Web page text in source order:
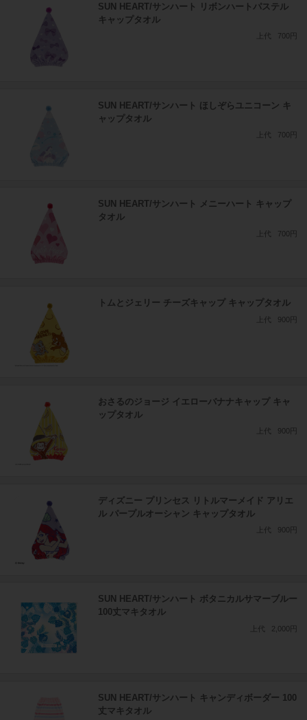
SUN HEART/サンハート リボンハートパステル
キャップタオル
上代 700円
SUN HEART/サンハート ほしぞらユニコーン キ
ャップタオル
上代 700円
SUN HEART/サンハート メニーハート キャップ
タオル
上代 700円
トムとジェリー チーズキャップ キャップタオル
上代 900円
おさるのジョージ イエローバナナキャップ キャ
ップタオル
上代 900円
ディズニー プリンセス リトルマーメイド アリエ
ル パープルオーシャン キャップタオル
上代 900円
SUN HEART/サンハート ボタニカルサマーブルー
100丈マキタオル
上代 2,000円
SUN HEART/サンハート キャンディボーダー 100
丈マキタオル